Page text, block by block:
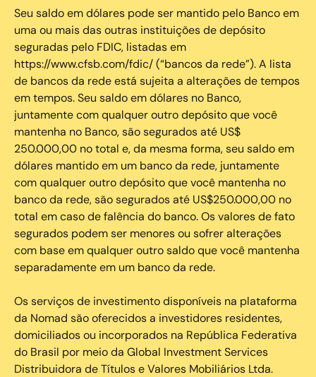
Seu saldo em dólares pode ser mantido pelo Banco em
uma ou mais das outras instituições de depósito
seguradas pelo FDIC, listadas em
https://www.cfsb.com/fdic/ (“bancos da rede”). A lista
de bancos da rede está sujeita a alterações de tempos
em tempos. Seu saldo em dólares no Banco,
juntamente com qualquer outro depósito que você
mantenha no Banco, são segurados até US$
250.000,00 no total e, da mesma forma, seu saldo em
dólares mantido em um banco da rede, juntamente
com qualquer outro depósito que você mantenha no
banco da rede, são segurados até US$250.000,00 no
total em caso de falência do banco. Os valores de fato
segurados podem ser menores ou sofrer alterações
com base em qualquer outro saldo que você mantenha
separadamente em um banco da rede.
Os serviços de investimento disponíveis na plataforma
da Nomad são oferecidos a investidores residentes,
domiciliados ou incorporados na República Federativa
do Brasil por meio da Global Investment Services
Distribuidora de Títulos e Valores Mobiliários Ltda.